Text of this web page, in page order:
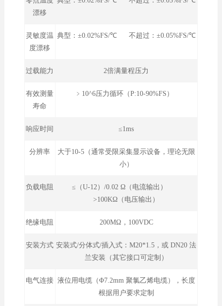
漂移
灵敏度温
度漂移
典型：±0.02%FS/℃ 不超过：±0.05%FS/℃
过载能力 2倍满量程压力
有效测量
寿命
﹥10^6压力循环（P:10-90%FS）
响应时间 ≤1ms
分辨率
大于10-5（通常受限采集显示设备，理论无限
小）
负载电阻
≤（U-12）/0.02 Ω（电流输出）
>100KΩ（电压输出）
绝缘电阻 200MΩ，100VDC
安装方式 安装式/分体式/插入式：M20*1.5，或 DN20 法
兰安装（其它接口可定制）
电气连接 液位用电缆（Φ7.2mm 聚氯乙烯电缆），长度
根据用户要求定制